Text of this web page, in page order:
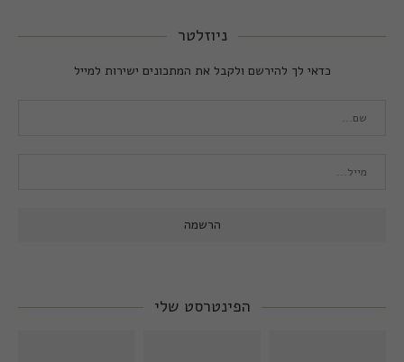
ניוזלטר
כדאי לך להירשם ולקבל את המתכונים ישירות למייל
הפינטרסט שלי